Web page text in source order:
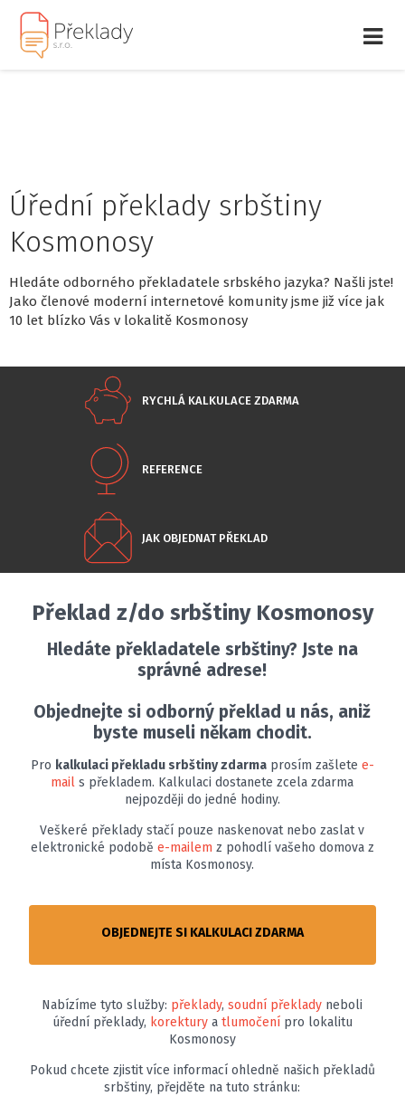
Úřední překlady srbštiny
Kosmonosy
Hledáte odborného překladatele srbského jazyka? Našli jste!
Jako členové moderní internetové komunity jsme již více jak
10 let blízko Vás v lokalitě Kosmonosy
RYCHLÁ KALKULACE ZDARMA
REFERENCE
JAK OBJEDNAT PŘEKLAD
Překlad z/do srbštiny Kosmonosy
Hledáte překladatele srbštiny? Jste na
správné adrese!
Objednejte si odborný překlad u nás, aniž
byste museli někam chodit.
Pro kalkulaci překladu srbštiny zdarmaprosím zašlete e-
mail s překladem. Kalkulaci dostanete zcela zdarma
nejpozději do jedné hodiny.
Veškeré překlady stačí pouze naskenovat nebo zaslat v
elektronické podobě e-mailem z pohodlí vašeho domova z
místa Kosmonosy.
OBJEDNEJTE SI KALKULACI ZDARMA
Nabízíme tyto služby: překlady,soudní překlady neboli
úřední překlady, korekturya tlumočenípro lokalitu
Kosmonosy
Pokud chcete zjistit více informací ohledně našich překladů
srbštiny, přejděte na tuto stránku: